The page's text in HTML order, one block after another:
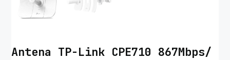
Antena TP-Link CPE710 867Mbps/